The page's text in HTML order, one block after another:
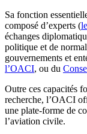
Sa fonction
composé d’experts (
échanges
politique et de
gouvernements et
l’OACI, ou du
Outre ces capacités
recherche, l’OACI
une plate-forme de
l’aviation civile.